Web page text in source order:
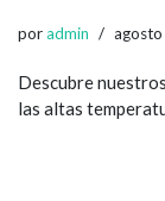
poradmin
Descubre
las altas